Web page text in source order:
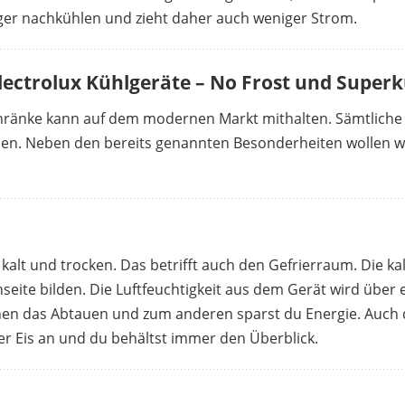
nachkühlen und zieht daher auch weniger Strom.
Kühlgeräte – No Frost und
kann auf dem modernen Markt mithalten.
Neben den bereits genannten Besonderheiten wollen
und trocken. Das betrifft auch den Gefrierraum. Die
bilden. Die Luftfeuchtigkeit aus dem Gerät wird
das Abtauen und zum anderen sparst du Energie.
Eis an und du behältst immer den Überblick.